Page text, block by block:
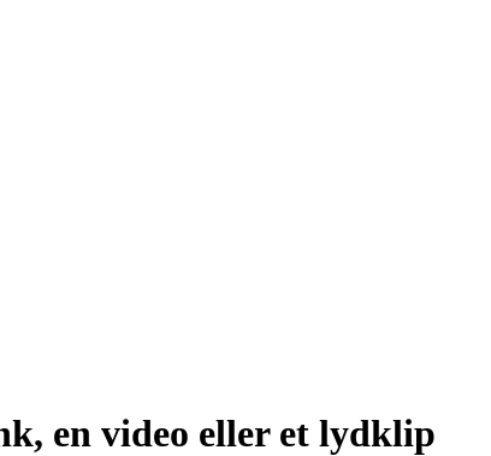
en video eller et lydklip